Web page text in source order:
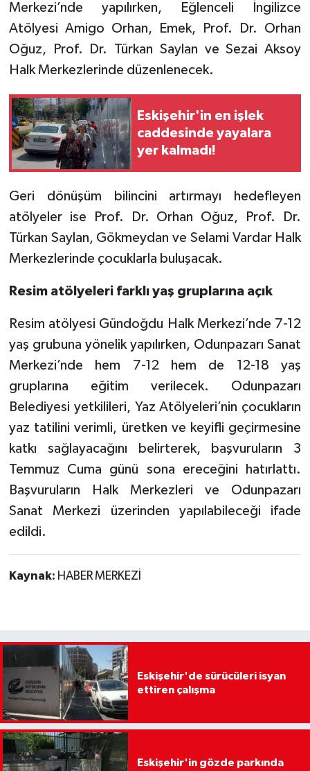
Merkezi’nde yapılırken, Eğlenceli İngilizce
Atölyesi Amigo Orhan, Emek, Prof. Dr. Orhan
Oğuz, Prof. Dr. Türkan Saylan ve Sezai Aksoy
Halk Merkezlerinde düzenlenecek.
Eskişehir'in en işlek
caddesinde yayalara
yer kalmadı!
Geri dönüşüm bilincini artırmayı hedefleyen
atölyeler ise Prof. Dr. Orhan Oğuz, Prof. Dr.
Türkan Saylan, Gökmeydan ve Selami Vardar Halk
Merkezlerinde çocuklarla buluşacak.
Resim atölyeleri farklı yaş gruplarına açık
Resim atölyesi Gündoğdu Halk Merkezi’nde 7-12
yaş grubuna yönelik yapılırken, Odunpazarı Sanat
Merkezi’nde hem 7-12 hem de 12-18 yaş
gruplarına eğitim verilecek. Odunpazarı
Belediyesi yetkilileri, Yaz Atölyeleri’nin çocukların
yaz tatilini verimli, üretken ve keyifli geçirmesine
katkı sağlayacağını belirterek, başvuruların 3
Temmuz Cuma günü sona ereceğini hatırlattı.
Başvuruların Halk Merkezleri ve Odunpazarı
Sanat Merkezi üzerinden yapılabileceği ifade
edildi.
Kaynak: HABER MERKEZİ
Eskişehir'de sürücüleri isyan
ettiren çalışma
Eskişehir'in gözde parkında